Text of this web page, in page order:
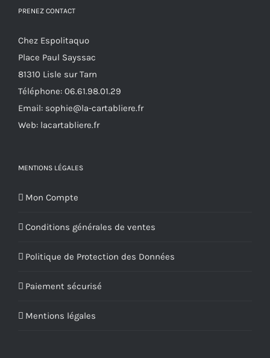
page
du
produit
PRENEZ CONTACT
Chez Espolitaquo
Place Paul Sayssac
81310 Lisle sur Tarn
Téléphone: 06.61.98.01.29
Email: sophie@la-cartabliere.fr
Web: lacartabliere.fr
MENTIONS LÉGALES
Mon Compte
Conditions générales de ventes
Politique de Protection des Données
Paiement sécurisé
Mentions légales